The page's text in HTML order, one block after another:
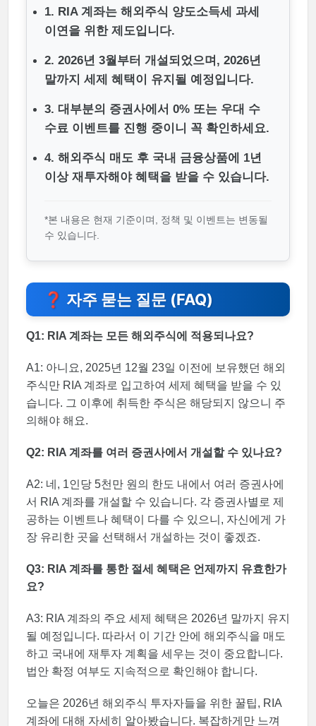
1. RIA 계좌는 해외주식 양도소득세 과세
이연을 위한 제도입니다.
2. 2026년 3월부터 개설되었으며, 2026년
말까지 세제 혜택이 유지될 예정입니다.
3. 대부분의 증권사에서 0% 또는 우대 수
수료 이벤트를 진행 중이니 꼭 확인하세요.
4. 해외주식 매도 후 국내 금융상품에 1년
이상 재투자해야 혜택을 받을 수 있습니다.
*본 내용은 현재 기준이며, 정책 및 이벤트는 변동될
수 있습니다.
❓ 자주 묻는 질문 (FAQ)
Q1: RIA 계좌는 모든 해외주식에 적용되나요?
A1: 아니요, 2025년 12월 23일 이전에 보유했던 해외
주식만 RIA 계좌로 입고하여 세제 혜택을 받을 수 있
습니다. 그 이후에 취득한 주식은 해당되지 않으니 주
의해야 해요.
Q2: RIA 계좌를 여러 증권사에서 개설할 수 있나요?
A2: 네, 1인당 5천만 원의 한도 내에서 여러 증권사에
서 RIA 계좌를 개설할 수 있습니다. 각 증권사별로 제
공하는 이벤트나 혜택이 다를 수 있으니, 자신에게 가
장 유리한 곳을 선택해서 개설하는 것이 좋겠죠.
Q3: RIA 계좌를 통한 절세 혜택은 언제까지 유효한가
요?
A3: RIA 계좌의 주요 세제 혜택은 2026년 말까지 유지
될 예정입니다. 따라서 이 기간 안에 해외주식을 매도
하고 국내에 재투자 계획을 세우는 것이 중요합니다.
법안 확정 여부도 지속적으로 확인해야 합니다.
오늘은 2026년 해외주식 투자자들을 위한 꿀팁, RIA
계좌에 대해 자세히 알아봤습니다. 복잡하게만 느껴